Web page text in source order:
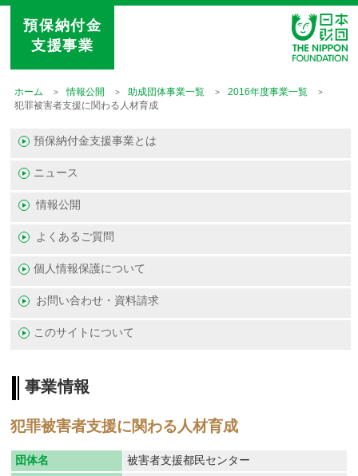
預保納付金
支援事業
ホーム 情報公開 助成団体事業一覧
2016年度事業一覧
犯罪被害者支援に関わる人材育成
預保納付金支援事業とは
ニュース
情報公開
よくあるご質問
個人情報保護について
お問い合わせ・資料請求
このサイトについて
事業情報
犯罪被害者支援に関わる人材育成
団体名
被害者支援都民センター